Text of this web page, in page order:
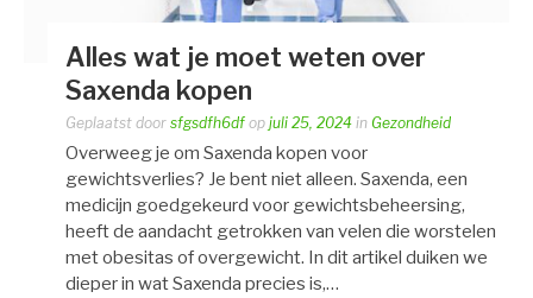
Alles wat je moet weten over
Saxenda kopen
Geplaatst door sfgsdfh6df op juli 25, 2024 in Gezondheid
Overweeg je om Saxenda kopen voor
gewichtsverlies? Je bent niet alleen. Saxenda, een
medicijn goedgekeurd voor gewichtsbeheersing,
heeft de aandacht getrokken van velen die worstelen
met obesitas of overgewicht. In dit artikel duiken we
dieper in wat Saxenda precies is,…